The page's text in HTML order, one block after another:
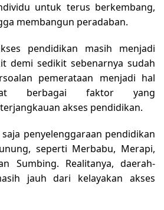
untuk terus berkembang,
membangun peradaban.
pendidikan masih menjadi
demi sedikit sebenarnya sudah
pemerataan menjadi hal
berbagai faktor yang
akses pendidikan.
penyelenggaraan pendidikan
seperti Merbabu, Merapi,
Sumbing. Realitanya, daerah-
jauh dari kelayakan akses